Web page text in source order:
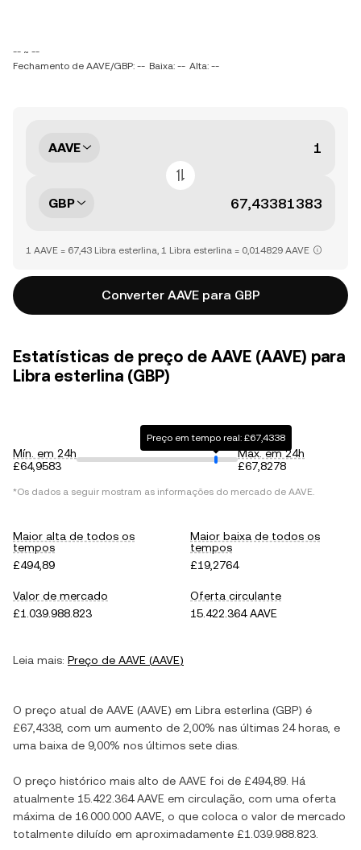
-- ~ --
Fechamento de AAVE/GBP: -- Baixa: -- Alta: --
AAVE
GBP
1 AAVE = 67,43 Libra esterlina, 1 Libra esterlina = 0,014829 AAVE
Converter AAVE para GBP
Estatísticas de preço de AAVE (AAVE) para
Libra esterlina (GBP)
Mín. em 24h
£64,9583
Preço em tempo real: £67,4338
Máx. em 24h
£67,8278
*Os dados a seguir mostram as informações do mercado de AAVE.
Maior alta de todos os
tempos
£494,89
Maior baixa de todos os
tempos
£19,2764
Valor de mercado
£1.039.988.823
Oferta circulante
15.422.364 AAVE
Leia mais: Preço de AAVE (AAVE)
O preço atual de AAVE (AAVE) em Libra esterlina (GBP) é
£67,4338 , com um aumento de 2,00% nas últimas 24 horas, e
uma baixa de 9,00% nos últimos sete dias.
O preço histórico mais alto de AAVE foi de £494,89 . Há
atualmente 15.422.364 AAVE em circulação, com uma oferta
máxima de 16.000.000 AAVE , o que coloca o valor de mercado
totalmente diluído em aproximadamente £1.039.988.823